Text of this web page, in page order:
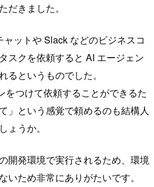
だきました。
ットや Slack などのビジネスコ
スクを依頼すると AI エージェン
るというものでした。
をつけて依頼することができるた
」という感覚で頼めるのも結構人
ょうか。
開発環境で実行されるため、環境
いため非常にありがたいです。